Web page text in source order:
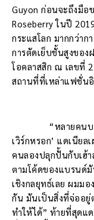
Guyon ก่อนจะถึงมื
Roseberry ในปี
กระแสโลก มากกว่า
การตัดเย็บชั้นสูงขอ
โอคลาสสิก ณ เลขที่
สถานที่ที่เหล่าแฟชั่นอิ
“หลายคนบอกว่
เวิร์กหรอก’ แดเนียล
คนลองปลุกปั้นกับเฮ้
ตามโค้ดของแบรนด์มั
เชิงกลยุทธ์เลย ผมม
กัน มันเป็นสิ่งที่จ่ออ
ทำให้ได้” ท้ายที่สุดแ